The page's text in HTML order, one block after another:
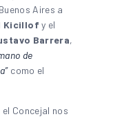
Aires a
Kicillof y el
Barrera,
de
como el
Concejal nos